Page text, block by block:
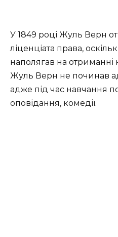
У 1849 році Жуль Верн
ліценціата права,
наполягав на отриманні
Жуль Верн не починав
адже під час навчання
оповідання, комедії.